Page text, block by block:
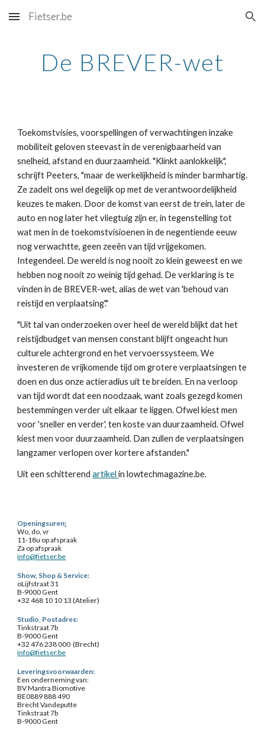
Skip to main content Skip to navigation
Fietser.be
De BREVER-wet
Toekomstvisies, voorspellingen of verwachtingen inzake
mobiliteit geloven steevast in de verenigbaarheid van
snelheid, afstand en duurzaamheid. "Klinkt aanlokkelijk",
schrijft Peeters, "maar de werkelijkheid is minder barmhartig.
Ze zadelt ons wel degelijk op met de verantwoordelijkheid
keuzes te maken. Door de komst van eerst de trein, later de
auto en nog later het vliegtuig zijn er, in tegenstelling tot
wat men in de toekomstvisioenen in de negentiende eeuw
nog verwachtte, geen zeeën van tijd vrijgekomen.
Integendeel. De wereld is nog nooit zo klein geweest en we
hebben nog nooit zo weinig tijd gehad. De verklaring is te
vinden in de BREVER-wet, alias de wet van 'behoud van
reistijd en verplaatsing'."
"Uit tal van onderzoeken over heel de wereld blijkt dat het
reistijdbudget van mensen constant blijft ongeacht hun
culturele achtergrond en het vervoerssysteem. We
investeren de vrijkomende tijd om grotere verplaatsingen te
doen en dus onze actieradius uit te breiden. En na verloop
van tijd wordt dat een noodzaak, want zoals gezegd komen
bestemmingen verder uit elkaar te liggen. Ofwel kiest men
voor 'sneller en verder', ten koste van duurzaamheid. Ofwel
kiest men voor duurzaamheid. Dan zullen de verplaatsingen
langzamer verlopen over kortere afstanden."
Uit een schitterend artikel in lowtechmagazine.be.
Openingsuren:
Wo, do, vr
11-18u op afspraak
Za op afspraak
info@fietser.be
Show, Shop & Service:
oLijfstraat 31
B-9000 Gent
+32 468 10 10 13 (Atelier)
Studio, Postadres:
Tinkstraat 7b
B-9000 Gent
+32 476 238 000 (Brecht)
info@fietser.be
Leveringsvoorwaarden:
Een onderneming van:
BV Mantra Biomotive
BE0889 888 490
Brecht Vandeputte
Tinkstraat 7b
B-9000 Gent